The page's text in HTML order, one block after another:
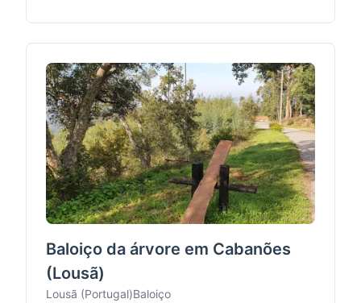
Baloiço da árvore em Cabanões
(Lousã)
Lousã (Portugal)Baloiço